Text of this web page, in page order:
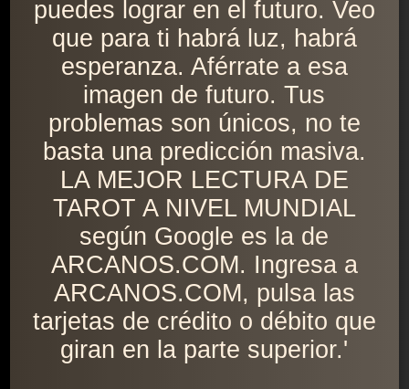
puedes lograr en el futuro. Veo
que para ti habrá luz, habrá
esperanza. Aférrate a esa
imagen de futuro. Tus
problemas son únicos, no te
basta una predicción masiva.
LA MEJOR LECTURA DE
TAROT A NIVEL MUNDIAL
según Google es la de
ARCANOS.COM. Ingresa a
ARCANOS.COM, pulsa las
tarjetas de crédito o débito que
giran en la parte superior.'